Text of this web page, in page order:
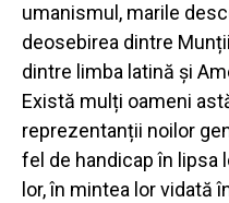
umanismul, marile
deosebirea dintre
dintre limba latină și
Există mulți oameni
reprezentanții noilor
fel de handicap în lipsa
lor, în mintea lor vidată